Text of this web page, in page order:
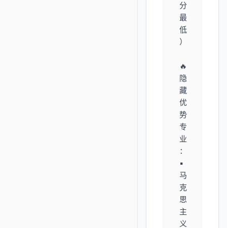
分
最
低
）
🔥
隐
藏
优
势
专
业
：
▪️
马
克
思
主
义